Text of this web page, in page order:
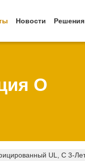
Новости Решения
О
UL, С 3-